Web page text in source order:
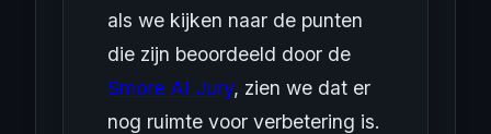
als we kijken naar de punten
die zijn beoordeeld door de
Smore AI Jury, zien we dat er
nog ruimte voor verbetering is.